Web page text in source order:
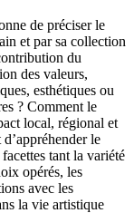
de préciser le
et par sa collection
du
des valeurs,
esthétiques ou
? Comment le
local, régional et
le
tant la variété
opérés, les
avec les
la vie artistique